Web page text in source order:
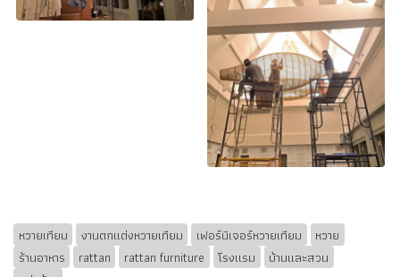
หวายเทียม งานตกแต่งหวายเทียม เฟอร์นิเจอร์หวายเทียม
หวาย
ร้านอาหาร
rattan rattan furniture โรงแรม
บ้านและสวน